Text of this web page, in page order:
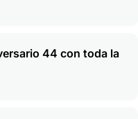
44 con toda la